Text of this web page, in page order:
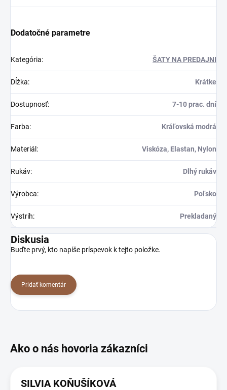
Dodatočné parametre
Kategória: ŠATY NA PREDAJNI
Dĺžka: Krátke
Dostupnosť: 7-10 prac. dní
Farba: Kráľovská modrá
Materiál: Viskóza, Elastan, Nylon
Rukáv: Dlhý rukáv
Výrobca: Poľsko
Výstrih: Prekladaný
Diskusia
Buďte prvý, kto napíše príspevok k tejto položke.
Pridať komentár
SILVIA KOŇUŠÍKOVÁ